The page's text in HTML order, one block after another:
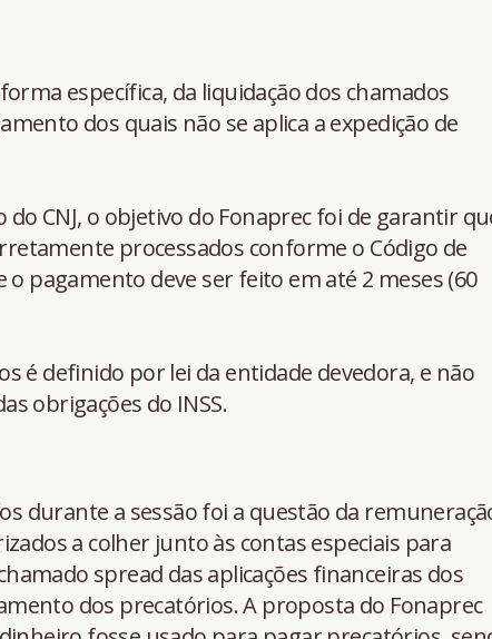
específica, da liquidação dos chamados
dos quais não se aplica a expedição de
do CNJ, o objetivo do Fonaprec foi de garantir
processados conforme o Código de
o pagamento deve ser feito em até 2 meses (60
é definido por lei da entidade devedora, e não
obrigações do INSS.
durante a sessão foi a questão da
a colher junto às contas especiais para
spread das aplicações financeiras dos
dos precatórios. A proposta do Fonaprec